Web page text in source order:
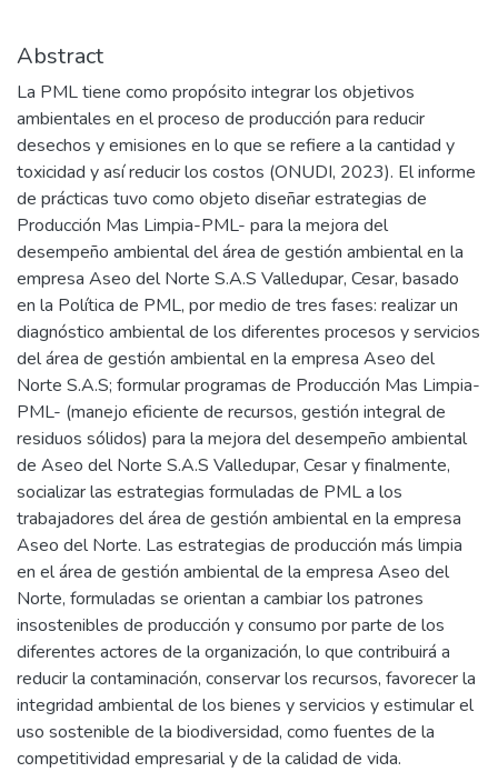
Abstract
La PML tiene como propósito integrar los objetivos
ambientales en el proceso de producción para reducir
desechos y emisiones en lo que se refiere a la cantidad y
toxicidad y así reducir los costos (ONUDI, 2023). El informe
de prácticas tuvo como objeto diseñar estrategias de
Producción Mas Limpia-PML- para la mejora del
desempeño ambiental del área de gestión ambiental en la
empresa Aseo del Norte S.A.S Valledupar, Cesar, basado
en la Política de PML, por medio de tres fases: realizar un
diagnóstico ambiental de los diferentes procesos y servicios
del área de gestión ambiental en la empresa Aseo del
Norte S.A.S; formular programas de Producción Mas Limpia-
PML- (manejo eficiente de recursos, gestión integral de
residuos sólidos) para la mejora del desempeño ambiental
de Aseo del Norte S.A.S Valledupar, Cesar y finalmente,
socializar las estrategias formuladas de PML a los
trabajadores del área de gestión ambiental en la empresa
Aseo del Norte. Las estrategias de producción más limpia
en el área de gestión ambiental de la empresa Aseo del
Norte, formuladas se orientan a cambiar los patrones
insostenibles de producción y consumo por parte de los
diferentes actores de la organización, lo que contribuirá a
reducir la contaminación, conservar los recursos, favorecer la
integridad ambiental de los bienes y servicios y estimular el
uso sostenible de la biodiversidad, como fuentes de la
competitividad empresarial y de la calidad de vida.